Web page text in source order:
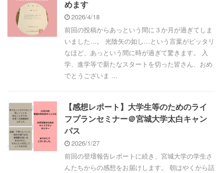
めます
2026/4/18
前回の投稿からあっという間に３か月が過ぎてしま
いました…。 光陰矢の如し…という言葉がピッタリ
なほど、あっという間に時が過ぎて驚きます。 入
学、進学等で新たなスタートを切った皆さん、おめ
でとうございま ...
【感想レポート】大学生等のためのライ
フプランセミナー＠宮城大学太白キャン
パス
2026/1/27
前回の登壇報告レポートに続き、宮城大学の学生さ
んたちからの感想をお届けします。 朝はやくから話